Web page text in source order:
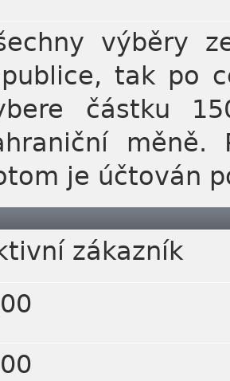
výběry
tak po
částku
měně.
je účtován
zákazník